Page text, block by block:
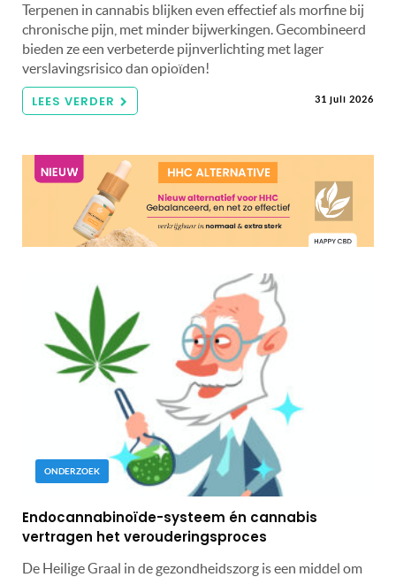
Terpenen in cannabis blijken even effectief als morfine bij
chronische pijn, met minder bijwerkingen. Gecombineerd
bieden ze een verbeterde pijnverlichting met lager
verslavingsrisico dan opioïden!
LEES VERDER 31 juli 2026
ONDERZOEK
Endocannabinoïde-systeem én cannabis
vertragen het verouderingsproces
De Heilige Graal in de gezondheidszorg is een middel om